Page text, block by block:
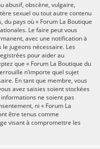
abusif, obscène, vulgaire,
sexuel ou tout autre contenu
pays où « Forum La Boutique
Le faire peut vous
avec une notification à
jugeons nécessaire. Les
pour aider au
que « Forum La Boutique du
n’importe quel sujet
En tant que membre, vous
avez saisies soient stockées
ne soient pas
ni « Forum La
être tenus comme
visant à compromettre les